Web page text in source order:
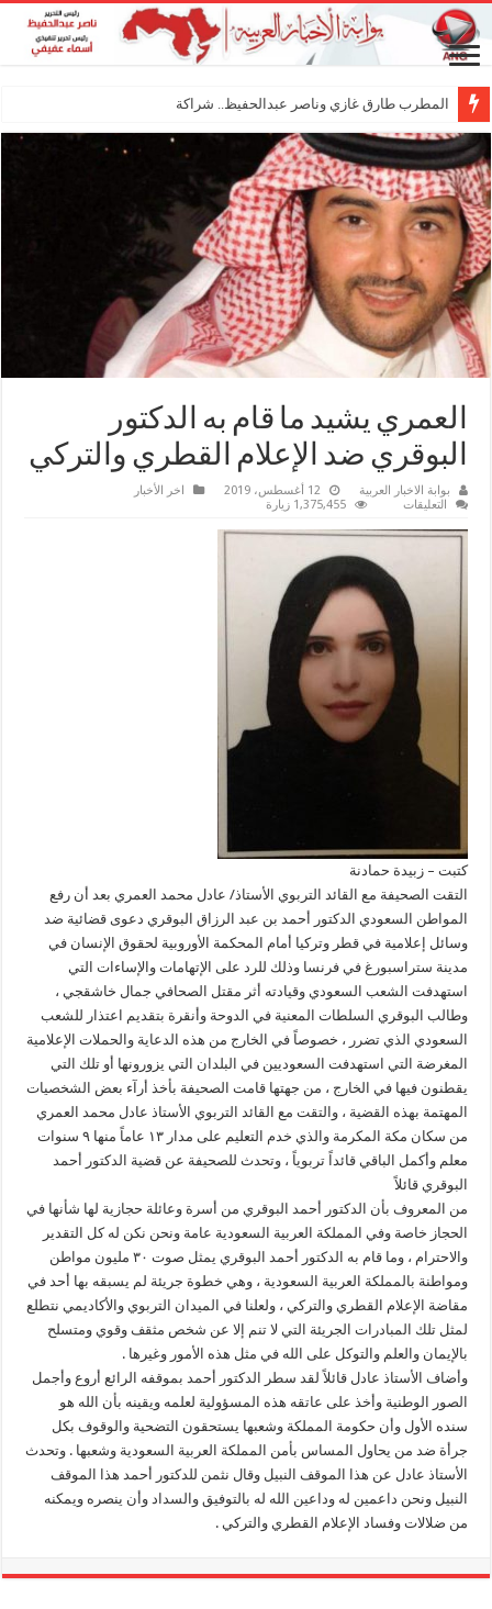
المطرب طارق غازي وناصر عبدالحفيظ.. شراكة فنية ترسم
العمري يشيد ما قام به الدكتور
البوقري ضد الإعلام القطري والتركي
بوابة الاخبار العربية 12 أغسطس، 2019
اخر الأخبار
التعليقات
يشيد
به
الدكتور
البوقري
الإعلام
القطري
والتركي
1,375,455 زيارة
كتبت – زبيدة حمادنة
التقت الصحيفة مع القائد التربوي الأستاذ/ عادل محمد العمري بعد أن رفع
المواطن السعودي الدكتور أحمد بن عبد الرزاق البوقري دعوى قضائية ضد
وسائل إعلامية في قطر وتركيا أمام المحكمة الأوروبية لحقوق الإنسان في
مدينة ستراسبورغ في فرنسا وذلك للرد على الإتهامات والإساءات التي
استهدفت الشعب السعودي وقيادته أثر مقتل الصحافي جمال خاشقجي ،
وطالب البوقري السلطات المعنية في الدوحة وأنقرة بتقديم اعتذار للشعب
السعودي الذي تضرر ، خصوصاً في الخارج من هذه الدعاية والحملات الإعلامية
المغرضة التي استهدفت السعوديين في البلدان التي يزورونها أو تلك التي
يقطنون فيها في الخارج ، من جهتها قامت الصحيفة بأخذ أرآء بعض الشخصيات
المهتمة بهذه القضية ، والتقت مع القائد التربوي الأستاذ عادل محمد العمري
من سكان مكة المكرمة والذي خدم التعليم على مدار ١٣ عاماً منها ٩ سنوات
معلم وأكمل الباقي قائداً تربوياً ، وتحدث للصحيفة عن قضية الدكتور أحمد
البوقري قائلاً
من المعروف بأن الدكتور أحمد البوقري من أسرة وعائلة حجازية لها شأنها في
الحجاز خاصة وفي المملكة العربية السعودية عامة ونحن نكن له كل التقدير
والاحترام ، وما قام به الدكتور أحمد البوقري يمثل صوت ٣٠ مليون مواطن
ومواطنة بالمملكة العربية السعودية ، وهي خطوة جريئة لم يسبقه بها أحد في
مقاضة الإعلام القطري والتركي ، ولعلنا في الميدان التربوي والأكاديمي نتطلع
لمثل تلك المبادرات الجريئة التي لا تنم إلا عن شخص مثقف وقوي ومتسلح
بالإيمان والعلم والتوكل على الله في مثل هذه الأمور وغيرها .
وأضاف الأستاذ عادل قائلاً لقد سطر الدكتور أحمد بموقفه الرائع أروع وأجمل
الصور الوطنية وأخذ على عاتقه هذه المسؤولية لعلمه ويقينه بأن الله هو
سنده الأول وأن حكومة المملكة وشعبها يستحقون التضحية والوقوف بكل
جرأة ضد من يحاول المساس بأمن المملكة العربية السعودية وشعبها . وتحدث
الأستاذ عادل عن هذا الموقف النبيل وقال نثمن للدكتور أحمد هذا الموقف
النبيل ونحن داعمين له وداعين الله له بالتوفيق والسداد وأن ينصره ويمكنه
من ضلالات وفساد الإعلام القطري والتركي .